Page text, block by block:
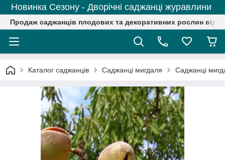
Новинка Сезону - Дворічні саджанці журавлини
Продаж саджанців плодових та декоративних рослин від
Каталог саджанців Саджанці мигдаля Саджанці